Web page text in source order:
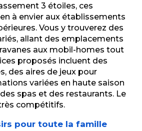
3 étoiles, ces
à envier aux établissements
Vous y trouverez des
allant des emplacements
aux mobil-homes tout
proposés incluent des
des aires de jeux pour
variées en haute saison
spas et des restaurants. Le
compétitifs.
pour toute la famille